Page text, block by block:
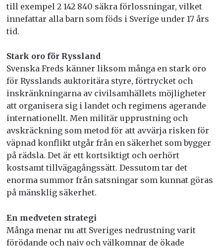
till exempel 2 142 840 säkra förlossningar, vilket
innefattar alla barn som föds i Sverige under 17 års
tid.
Stark oro för Ryssland
Svenska Freds känner liksom många en stark oro
för Rysslands auktoritära styre, förtrycket och
inskränkningarna av civilsamhällets möjligheter
att organisera sig i landet och regimens agerande
internationellt. Men militär upprustning och
avskräckning som metod för att avvärja risken för
väpnad konflikt utgår från en säkerhet som bygger
på rädsla. Det är ett kortsiktigt och oerhört
kostsamt tillvägagångssätt. Dessutom tar det
enorma summor från satsningar som kunnat göras
på mänsklig säkerhet.
En medveten strategi
Många menar nu att Sveriges nedrustning varit
förödande och naiv och välkomnar de ökade